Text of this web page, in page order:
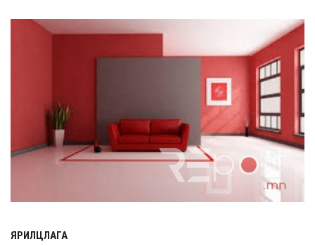
барилгын ажлын нийт гүйцэтгэл 74.5 хув...
Нэгдүгээр ангид элсэгчдийн бүртгэлийг энэ сарын 17-
ноос E-Mongolia системээр зохи...
Өчигдөр согтуугаар тээврийн хэрэгсэл жолоодсон
95 хэрэг бүртгэгджээ
Хүүхдийн мөнгө, халамж, тэтгэмжийг энэ сарын 20-нд
ЯРИЛЦЛАГА